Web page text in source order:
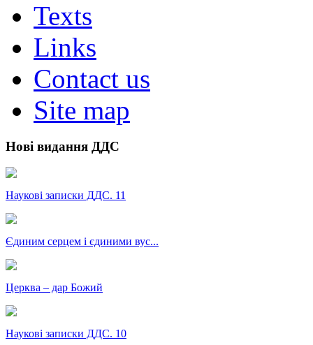
Texts
Links
Contact us
Site map
Нові видання ДДС
Наукові записки ДДС. 11
Єдиним серцем і єдиними вус...
Церква – дар Божий
Наукові записки ДДС. 10